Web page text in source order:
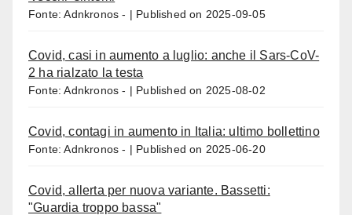
Fonte: Adnkronos - Published on 2025-09-05
Covid, casi in aumento a luglio: anche il Sars-CoV-
2 ha rialzato la testa
Fonte: Adnkronos - Published on 2025-08-02
Covid, contagi in aumento in Italia: ultimo bollettino
Fonte: Adnkronos - Published on 2025-06-20
Covid, allerta per nuova variante. Bassetti:
"Guardia troppo bassa"